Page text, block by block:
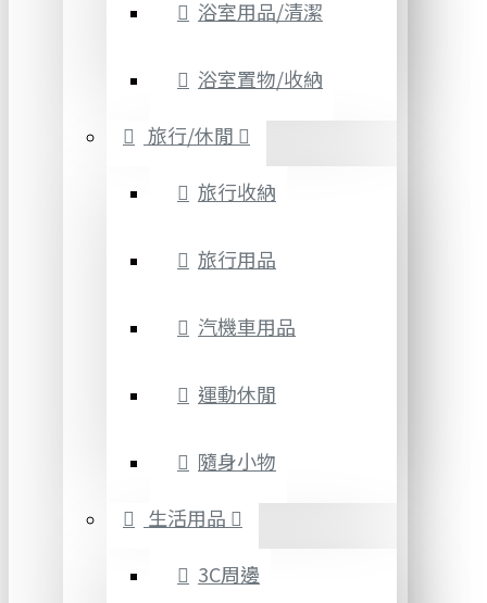
浴室用品/清潔
浴室置物/收納
旅行/休閒
旅行收納
旅行用品
汽機車用品
運動休閒
隨身小物
生活用品
3C周邊